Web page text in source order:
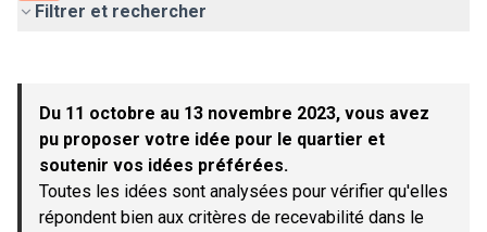
Filtrer et rechercher
−
Du 11 octobre au 13 novembre 2023, vous avez
pu proposer votre idée pour le quartier et
soutenir vos idées préférées.
Toutes les idées sont analysées pour vérifier qu'elles
répondent bien aux critères de recevabilité dans le